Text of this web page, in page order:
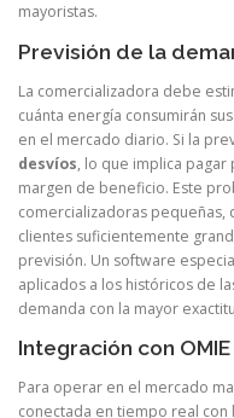
mayoristas.
Previsión de la
La comercializadora debe
cuánta energía consumirán
en el mercado diario. Si la
desvíos, lo que implica
margen de beneficio. Este
comercializadoras pequeñas,
clientes suficientemente
previsión. Un software
aplicados a los históricos de
demanda con la mayor
Integración con OMIE
Para operar en el mercado
conectada en tiempo real